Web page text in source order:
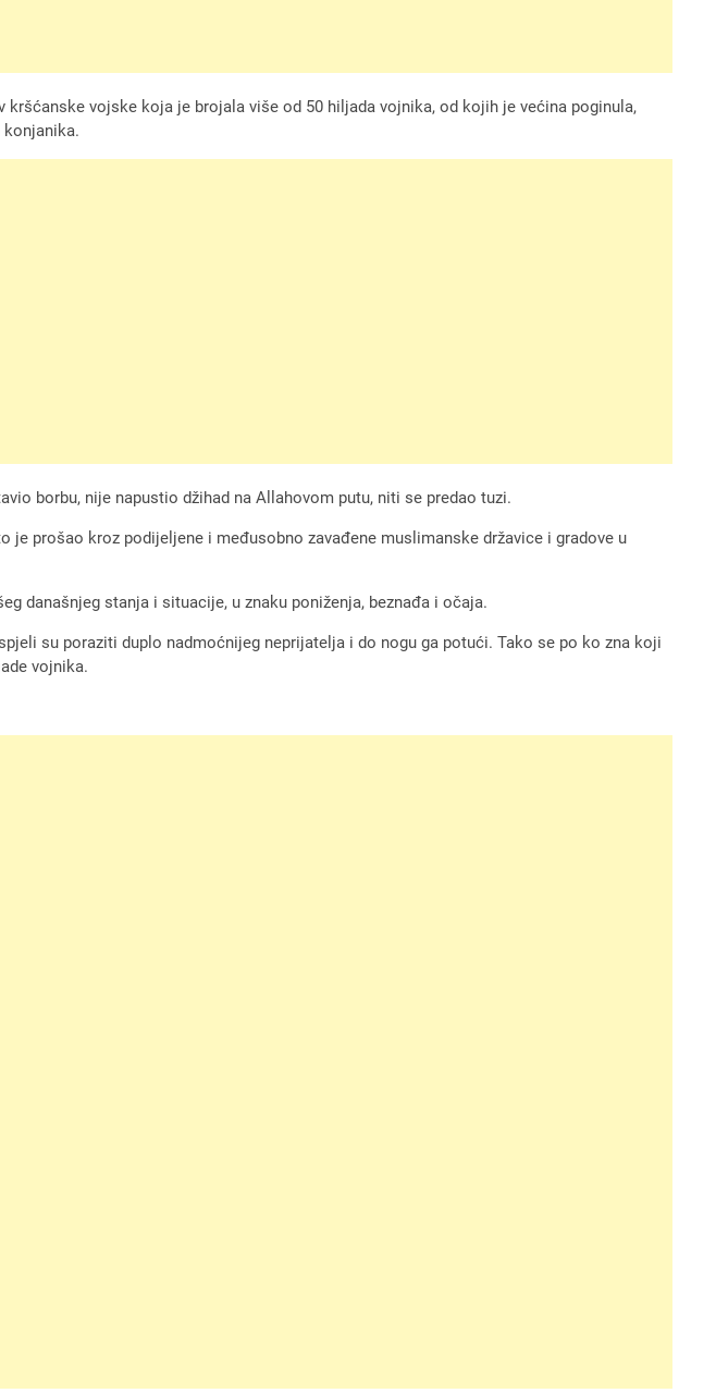
vojske koja je brojala više od 50 hiljada vojnika, od kojih je većina poginula,
borbu, nije napustio džihad na Allahovom putu, niti se predao tuzi.
prošao kroz podijeljene i međusobno zavađene muslimanske državice i gradove u
današnjeg stanja i situacije, u znaku poniženja, beznađa i očaja.
su poraziti duplo nadmoćnijeg neprijatelja i do nogu ga potući. Tako se po ko zna koji
vojnika.